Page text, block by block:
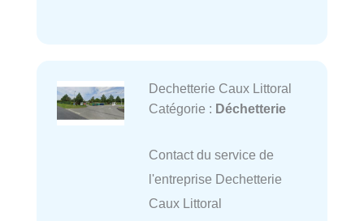
Dechetterie Caux Littoral
Catégorie : Déchetterie
Contact du service de
l'entreprise Dechetterie
Caux Littoral